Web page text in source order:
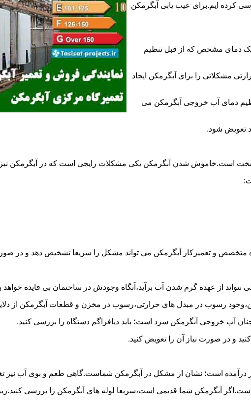
کرده ایم.برای عیب یابی آبگرمکن
یک دمای مشخص که از قبل تنظیم
مشکلاتی را برای آبگرمکن ایجاد
دمای آب خروجی آبگرمکن می
تعویض شود.
است.خاموش شدن آبگرمکن یکی مشکلات رایجی است که در آبگرمکن
متخصص و تعمیرکار آبگرمکن می تواند مشکل را سریعا تشخیص دهد و در
از عهده گرم شدن آب برآید،آنگاه وجودش در ساختمان بی فایده خواهد
رسوب در مبدل های حرارتی،رسوب در مخزن و قطعات آبگرمکن از
آب خروجی آبگرمکن سرد است؛ باید دیافراگم دستگاه را بررسی کنید.
و در صورت نیاز آن را تعویض کنید.
درآمده است؛ نشان از مشکل در آبگرمکن شماست.گاهی طعم و بوی آب نیز
آبگرمکن شما قدیمی است،سریعا لوله های آبگرمکن را بررسی